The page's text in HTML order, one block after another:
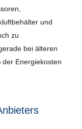
und
zu
bei älteren
Energiekosten